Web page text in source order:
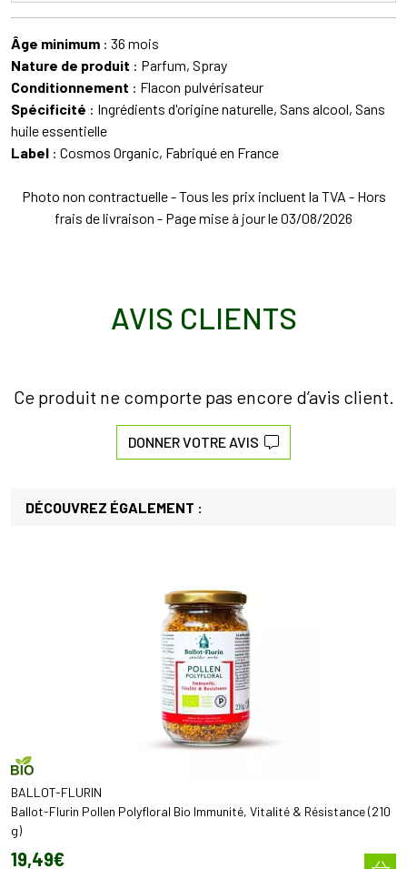
Âge minimum : 36 mois
Nature de produit : Parfum, Spray
Conditionnement : Flacon pulvérisateur
Spécificité : Ingrédients d'origine naturelle, Sans alcool, Sans
huile essentielle
Label : Cosmos Organic, Fabriqué en France
Photo non contractuelle - Tous les prix incluent la TVA - Hors
frais de livraison - Page mise à jour le 03/08/2026
AVIS CLIENTS
Ce produit ne comporte pas encore d’avis client.
DONNER VOTRE AVIS
DÉCOUVREZ ÉGALEMENT :
BALLOT-FLURIN
Ballot-Flurin Pollen Polyfloral Bio Immunité, Vitalité & Résistance (210
g)
19,49€